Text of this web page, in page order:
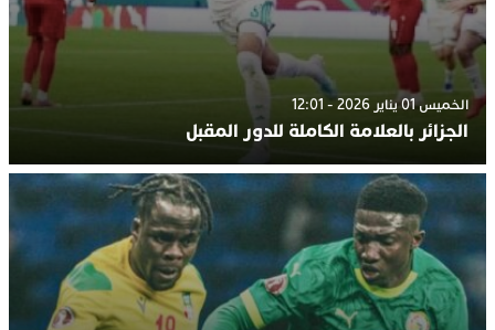
الخميس 01 يناير 2026 - 12:01
الجزائر بالعلامة الكاملة للدور المقبل